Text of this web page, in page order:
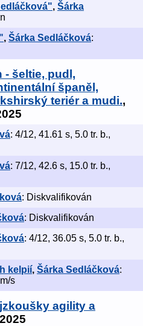
, Šárka
, Šárka Sedláčková:
- šeltie, pudl,
španěl,
teriér a mudi.,
: 4/12, 41.61 s, 5.0 tr. b.,
: 7/12, 42.6 s, 15.0 tr. b.,
: Diskvalifikován
: Diskvalifikován
: 4/12, 36.05 s, 5.0 tr. b.,
kelpií, Šárka Sedláčková:
s
agility a